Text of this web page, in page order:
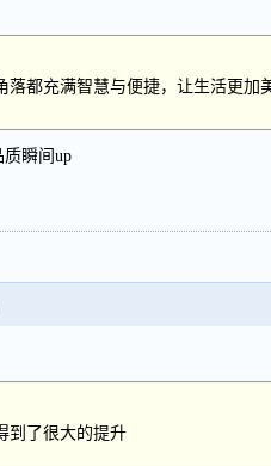
落都充满智慧与便捷，让生活更加
瞬间up
到了很大的提升